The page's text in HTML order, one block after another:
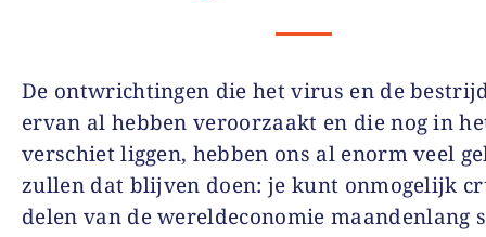
De ontwrichtingen die het virus en de
ervan al hebben veroorzaakt en die nog in
verschiet liggen, hebben ons al enorm veel
zullen dat blijven doen: je kunt onmogelijk
delen van de wereldeconomie maandenlang